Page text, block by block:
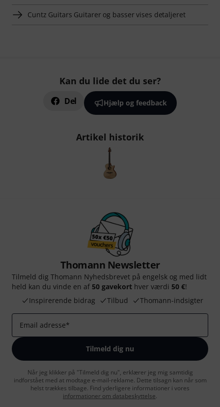
Cuntz Guitars Guitarer og basser vises detaljeret
Kan du lide det du ser?
Del Hjælp og feedback
Artikel historik
Thomann Newsletter
Tilmeld dig Thomann Nyhedsbrevet på engelsk og med lidt
held kan du vinde en af 50 gavekort hver værdi 50 €!
Inspirerende bidrag
Tilbud Thomann-indsigter
Email adresse*
Tilmeld dig nu
Når jeg klikker på "Tilmeld dig nu", erklærer jeg mig samtidig
indforstået med at modtage e-mail-reklame. Dette tilsagn kan når som
helst trækkes tilbage. Find yderligere informationer i vores
informationer om databeskyttelse.